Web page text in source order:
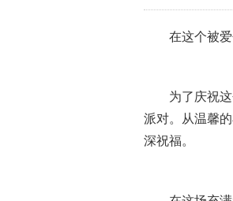
在这个被
为了庆祝
派对。从温馨
深祝福。